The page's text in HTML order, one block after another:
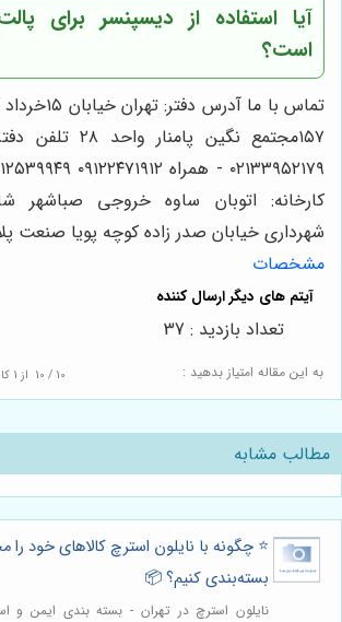
آیا استفاده از دیسپنسر برای
است؟
تماس با ما
کارخانه: اتوبان ساوه خروجی صباشهر
شهرداری خیابان صدر زاده کوچه پویا صنعت
مشخصات
به این مقاله امتیاز بدهید : 10 / 10 از 1
تعداد بازدید : 37
مطالب مشابه
⭐️ چگونه با نایلون استرچ کالاهای خود
بسته‌بندی کنیم؟ 📦
نایلون استرچ در تهران - بسته بندی ایمن و